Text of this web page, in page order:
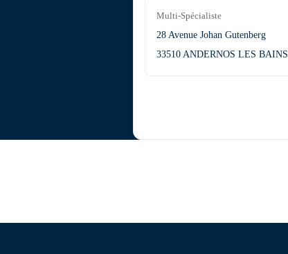
Multi-Spécialiste
28 Avenue Johan Gutenberg
33510 ANDERNOS LES BAINS